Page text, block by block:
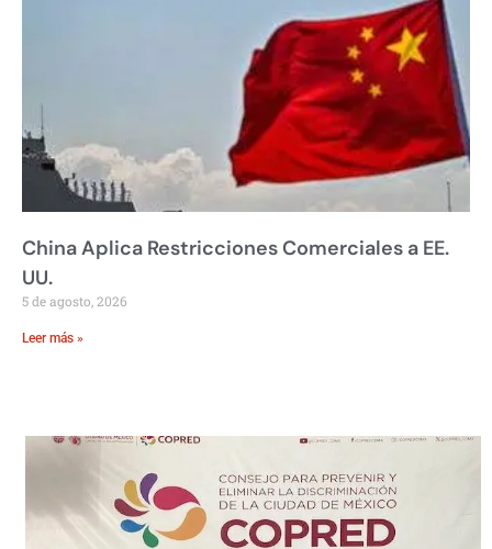
China Aplica Restricciones Comerciales a EE.
UU.
5 de agosto, 2026
Leer más »